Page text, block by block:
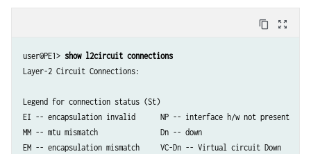
content_copy zoom_out_map
user@PE1> show l2circuit connections
Layer-2 Circuit Connections:
Legend for connection status (St)
EI -- encapsulation invalid      NP -- interface h/w not present
MM -- mtu mismatch               Dn -- down
EM -- encapsulation mismatch     VC-Dn -- Virtual circuit Down